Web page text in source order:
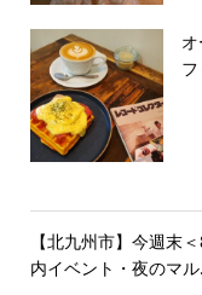
【北九州市】今週末
内イベント・夜のマ